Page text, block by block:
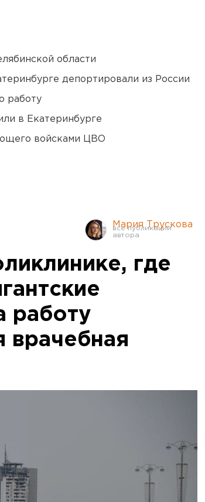
области
депортировали из России
работу
в Екатеринбурге
войсками ЦВО
Мария Трускова
где
работу
врачебная